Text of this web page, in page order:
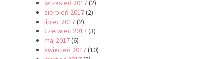
wrzesień 2017(2)
sierpień 2017(2)
lipiec 2017(2)
czerwiec 2017(3)
maj 2017(6)
kwiecień 2017(10)